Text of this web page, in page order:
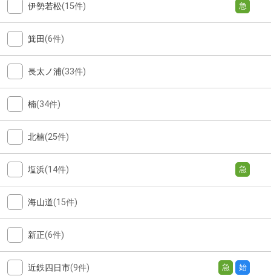
伊勢若松(15件) 急
箕田(6件)
長太ノ浦(33件)
楠(34件)
北楠(25件)
塩浜(14件) 急
海山道(15件)
新正(6件)
近鉄四日市(9件) 急 始